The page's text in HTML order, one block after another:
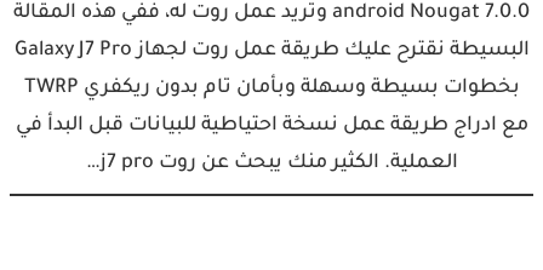
android Nougat 7.0.0 وتريد عمل روت له، ففي هذه المقالة
البسيطة نقترح عليك طريقة عمل روت لجهاز Galaxy J7 Pro
بخطوات بسيطة وسهلة وبأمان تام بدون ريكفري TWRP
مع ادراج طريقة عمل نسخة احتياطية للبيانات قبل البدأ في
العملية. الكثير منك يبحث عن روت j7 pro…